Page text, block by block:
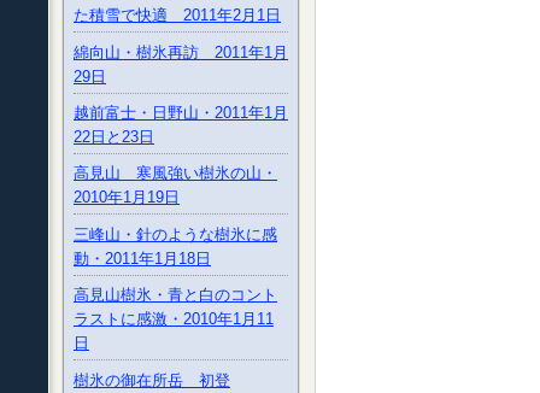
た積雪で快適 2011年2月1日
綿向山・樹氷再訪 2011年1月
29日
越前富士・日野山・2011年1月
22日と23日
高見山 寒風強い樹氷の山・
2010年1月19日
三峰山・針のような樹氷に感
動・2011年1月18日
高見山樹氷・青と白のコント
ラストに感激・2010年1月11
日
樹氷の御在所岳 初登